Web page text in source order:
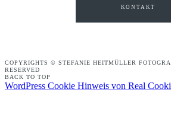
KONTAKT
COPYRIGHTS © STEFANIE HEITMÜLLER
RESERVED
BACK TO TOP
WordPress Cookie Hinweis von Real